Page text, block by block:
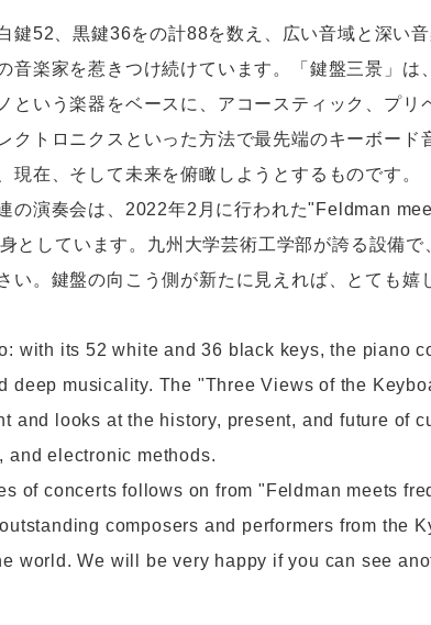
鍵52、黒鍵36をの計88を数え、広い音域と深い音
音楽家を惹きつけ続けています。「鍵盤三景」は、
という楽器をベースに、アコースティック、プリ
クトロニクスといった方法で最先端のキーボード
現在、そして未来を俯瞰しようとするものです。
の演奏会は、2022年2月に行われた"Feldman
としています。九州大学芸術工学部が誇る設備
い。鍵盤の向こう側が新たに見えれば、とても嬉
with its 52 white and 36 black keys, the piano
deep musicality. The "Three Views of the
and looks at the history, present, and future of
and electronic methods.
of concerts follows on from "Feldman meets
composers and performers from the
world. We will be very happy if you can see